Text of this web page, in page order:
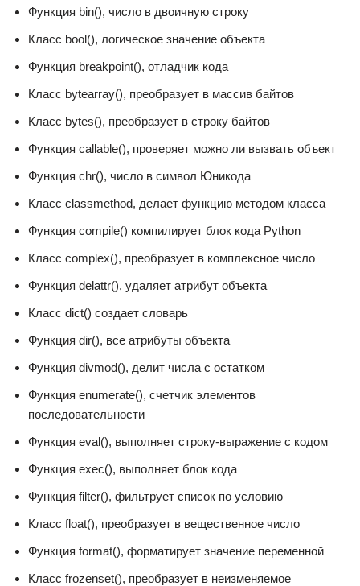
Функция bin(), число в двоичную строку
Класс bool(), логическое значение объекта
Функция breakpoint(), отладчик кода
Класс bytearray(), преобразует в массив байтов
Класс bytes(), преобразует в строку байтов
Функция callable(), проверяет можно ли вызвать объект
Функция chr(), число в символ Юникода
Класс classmethod, делает функцию методом класса
Функция compile() компилирует блок кода Python
Класс complex(), преобразует в комплексное число
Функция delattr(), удаляет атрибут объекта
Класс dict() создает словарь
Функция dir(), все атрибуты объекта
Функция divmod(), делит числа с остатком
Функция enumerate(), счетчик элементов
последовательности
Функция eval(), выполняет строку-выражение с кодом
Функция exec(), выполняет блок кода
Функция filter(), фильтрует список по условию
Класс float(), преобразует в вещественное число
Функция format(), форматирует значение переменной
Класс frozenset(), преобразует в неизменяемое